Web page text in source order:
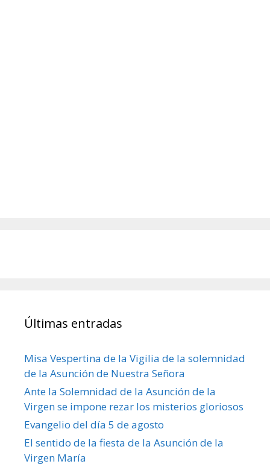
Últimas entradas
Misa Vespertina de la Vigilia de la solemnidad
de la Asunción de Nuestra Señora
Ante la Solemnidad de la Asunción de la
Virgen se impone rezar los misterios gloriosos
Evangelio del día 5 de agosto
El sentido de la fiesta de la Asunción de la
Virgen María